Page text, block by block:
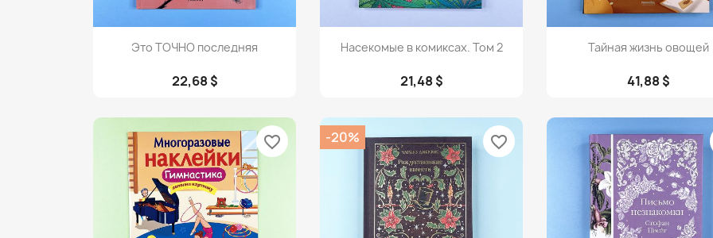
Просмотр
Это ТОЧНО последняя
22,68 $
Просмотр
Насекомые в комиксах. Том 2
21,48 $
Просмотр
Тайная жизнь овощей
41,88 $
favorite_border -20% favorite_border